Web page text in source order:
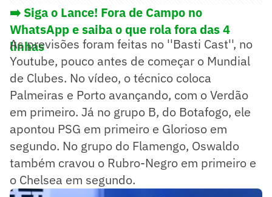
➡️ Siga o Lance! Fora de Campo no
WhatsApp e saiba o que rola fora das 4
linhas
As previsões foram feitas no ''Basti Cast'', no
Youtube, pouco antes de começar o Mundial
de Clubes. No vídeo, o técnico coloca
Palmeiras e Porto avançando, com o Verdão
em primeiro. Já no grupo B, do Botafogo, ele
apontou PSG em primeiro e Glorioso em
segundo. No grupo do Flamengo, Oswaldo
também cravou o Rubro-Negro em primeiro e
o Chelsea em segundo.